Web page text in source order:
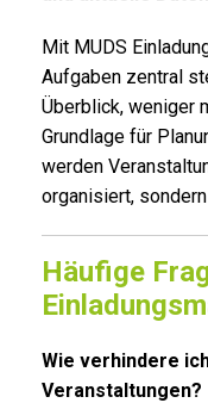
Mit MUDS
Aufgaben zentral
Überblick, weniger
Grundlage für
werden
organisiert,
Häufige
Wie verhindere
Veranstaltungen?